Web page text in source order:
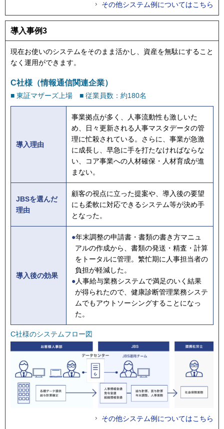
その他システム例についてはこちら
導入事例3
現在お使いのシステムをそのまま活かし、資産を無駄にすること
なく運用ができます。
C社様（情報通信関連企業）
■ 東証マザーズ上場 ■ 従業員数：約180名
導入理由
事業拠点が多く、人事流動性も激しいた
め、日々更新される人事マスタデータの管
理に忙殺されている。さらに、事業が急激
に成長し、早急に手を打たなければならな
い、コア事業への人材確保・人材育成が進
まない。
JBSを選んだ
理由
顧客の視点に立った提案や、導入後の要望
にも柔軟に対応できるシステム等が決め手
となった。
導入後の効果
●年末調整の申請書・書類の書き方マニュ
アルの作成から、書類の発送・精査・計算
をトータルに管理。繁忙期に人事担当者の
負担が軽減した。
●人事給与業務システムで満足のいく結果
が得られたので、健康診断管理業務システ
ムでもアウトソーシングすることになっ
た。
C社様のシステムフロー図
その他システム例についてはこちら